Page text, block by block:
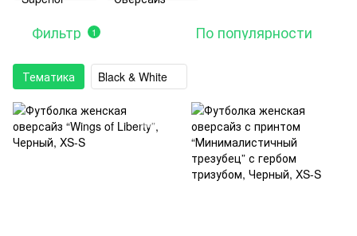
Фильтр 1 По популярности
Тематика Black & White